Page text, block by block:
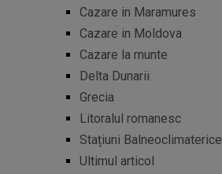
Cazare in Maramures
Cazare in Moldova
Cazare la munte
Delta Dunarii
Grecia
Litoralul romanesc
Stațiuni Balneoclimaterice
Ultimul articol